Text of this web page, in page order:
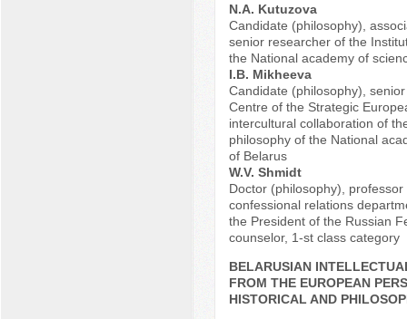
N.A. Kutuzova
Candidate (philosophy),
senior researcher of the
the National academy of
I.B. Mikheeva
Candidate (philosophy),
Centre of the Strategic
intercultural collaboration of
philosophy of the National
of Belarus
W.V. Shmidt
Doctor (philosophy),
confessional relations
the President of the Russian
counselor, 1-st class category
BELARUSIAN
FROM THE EUROPEAN
HISTORICAL AND